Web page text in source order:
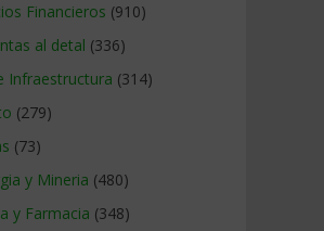
Financieros (910)
al detal (336)
Infraestructura (314)
(279)
(73)
y Mineria (480)
y Farmacia (348)